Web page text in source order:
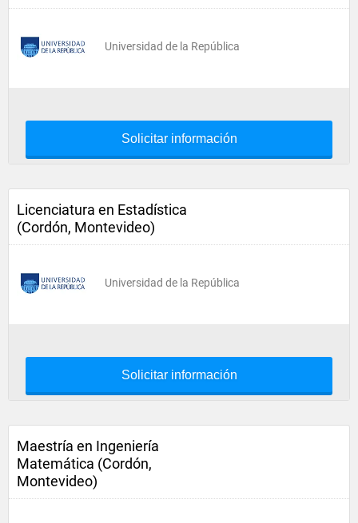
Universidad de la República
Solicitar información
Licenciatura en Estadística
(Cordón, Montevideo)
Universidad de la República
Solicitar información
Maestría en Ingeniería
Matemática (Cordón,
Montevideo)